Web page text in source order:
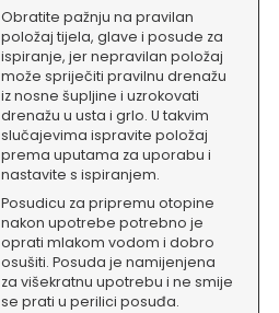
Obratite pažnju na pravilan
položaj tijela, glave i posude za
ispiranje, jer nepravilan položaj
može spriječiti pravilnu drenažu
iz nosne šupljine i uzrokovati
drenažu u usta i grlo. U takvim
slučajevima ispravite položaj
prema uputama za uporabu i
nastavite s ispiranjem.
Posudicu za pripremu otopine
nakon upotrebe potrebno je
oprati mlakom vodom i dobro
osušiti. Posuda je namijenjena
za višekratnu upotrebu i ne smije
se prati u perilici posuđa.